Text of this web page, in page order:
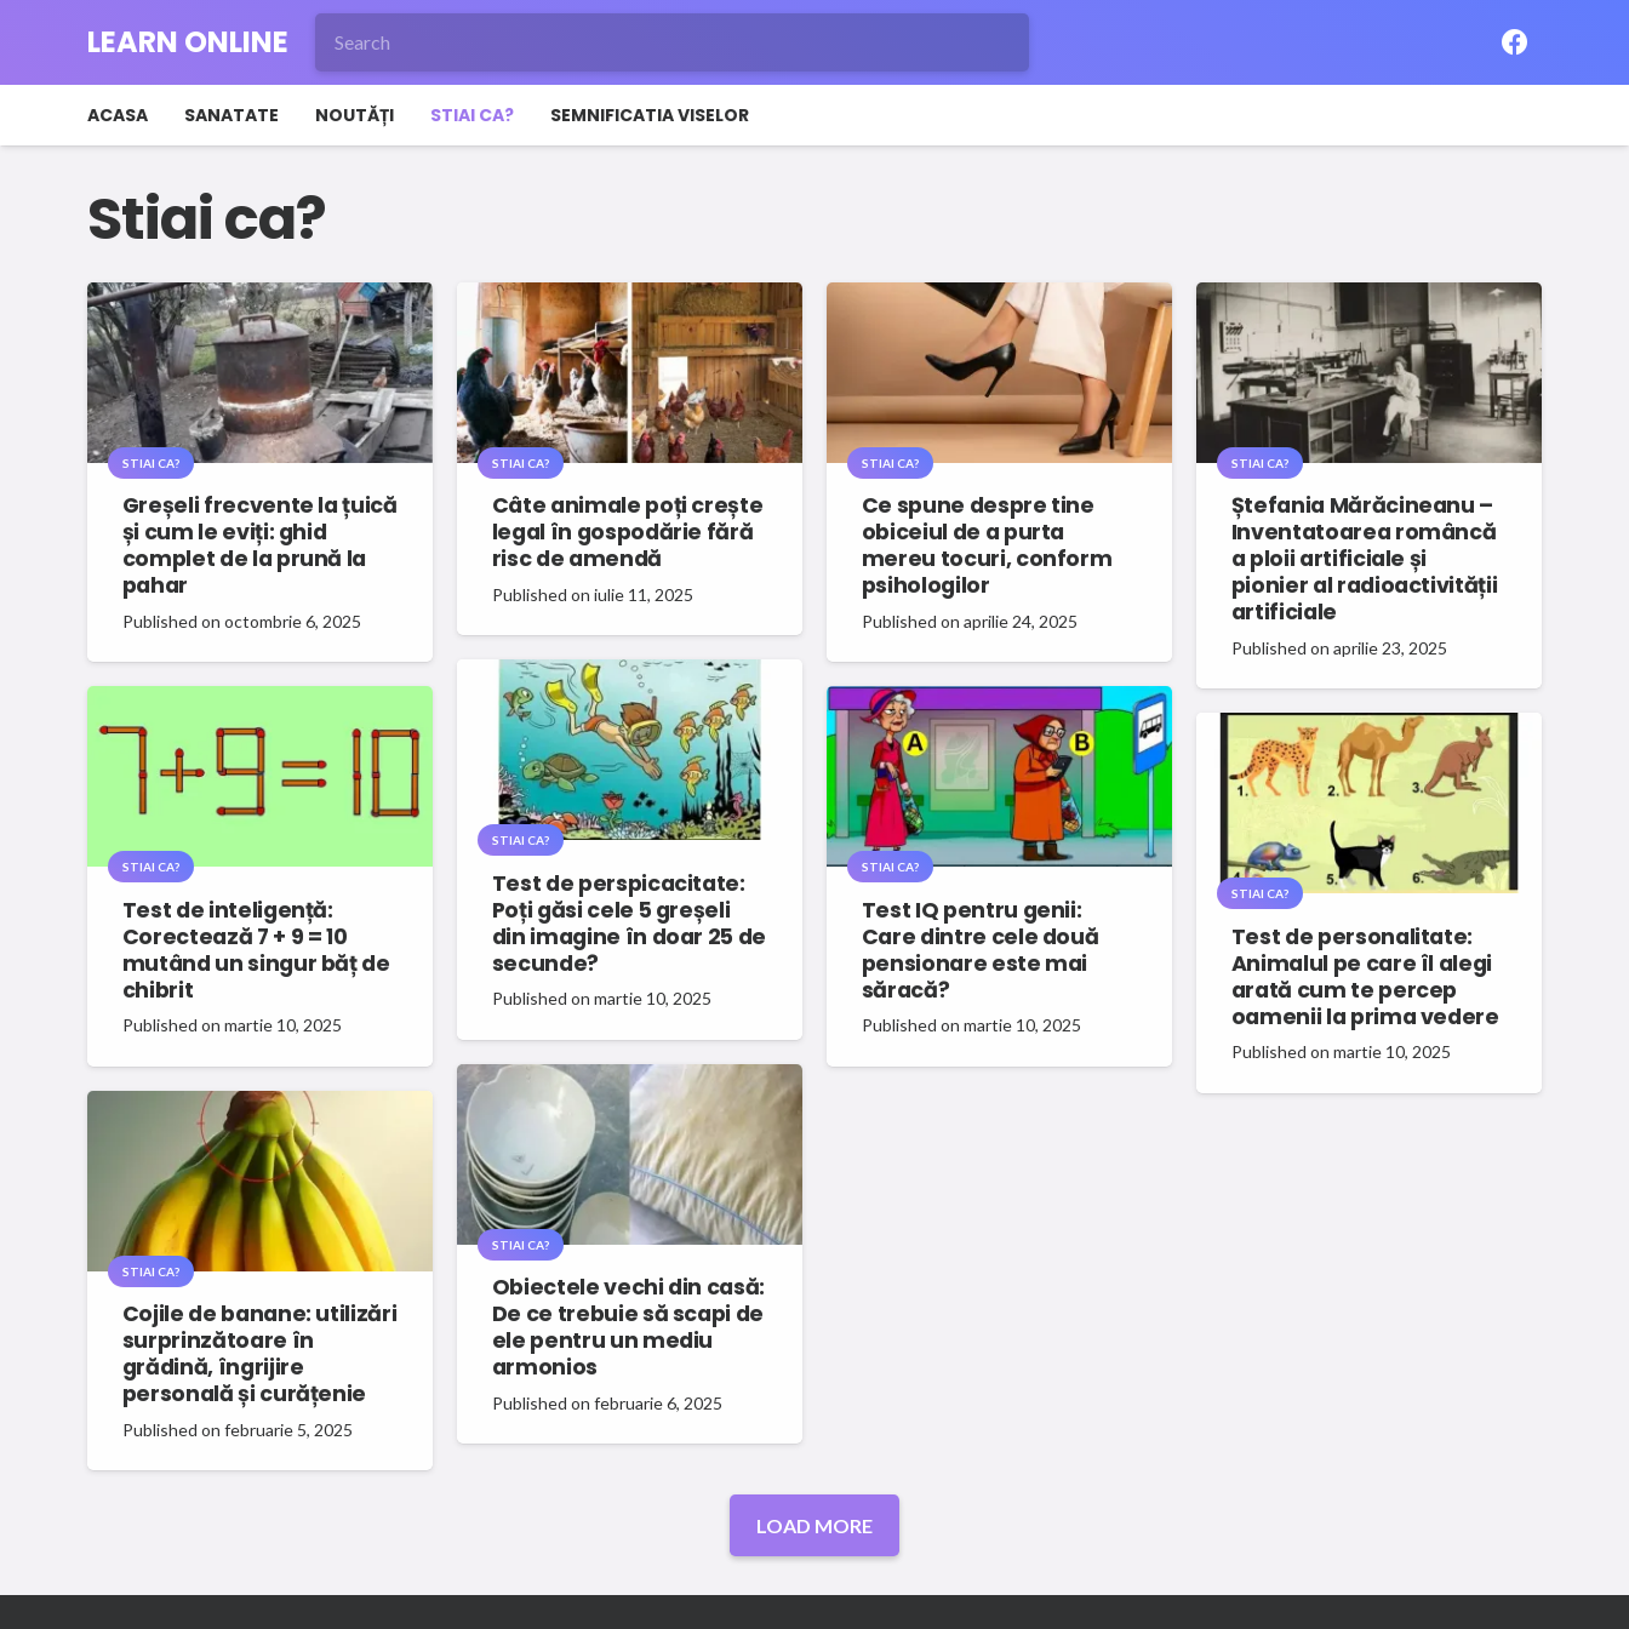
LEARN ONLINE
ACASA SANATATE NOUTĂȚI STIAI CA? SEMNIFICATIA VISELOR
Stiai ca?
STIAI CA?
Greșeli frecvente la țuică
și cum le eviți: ghid
complet de la prună la
pahar
Published on octombrie 6, 2025
STIAI CA?
Câte animale poți crește
legal în gospodărie fără
risc de amendă
Published on iulie 11, 2025
STIAI CA?
Ce spune despre tine
obiceiul de a purta
mereu tocuri, conform
psihologilor
Published on aprilie 24, 2025
STIAI CA?
Ștefania Mărăcineanu –
Inventatoarea româncă
a ploii artificiale și
pionier al radioactivității
artificiale
Published on aprilie 23, 2025
STIAI CA?
Test de perspicacitate:
Poți găsi cele 5 greșeli
din imagine în doar 25 de
secunde?
Published on martie 10, 2025
STIAI CA?
Test de inteligență:
Corectează 7 + 9 = 10
mutând un singur băț de
chibrit
Published on martie 10, 2025
STIAI CA?
Test IQ pentru genii:
Care dintre cele două
pensionare este mai
săracă?
Published on martie 10, 2025
STIAI CA?
Test de personalitate:
Animalul pe care îl alegi
arată cum te percep
oamenii la prima vedere
Published on martie 10, 2025
STIAI CA?
Obiectele vechi din casă:
De ce trebuie să scapi de
ele pentru un mediu
armonios
Published on februarie 6, 2025
STIAI CA?
Cojile de banane: utilizări
surprinzătoare în
grădină, îngrijire
personală și curățenie
Published on februarie 5, 2025
LOAD MORE